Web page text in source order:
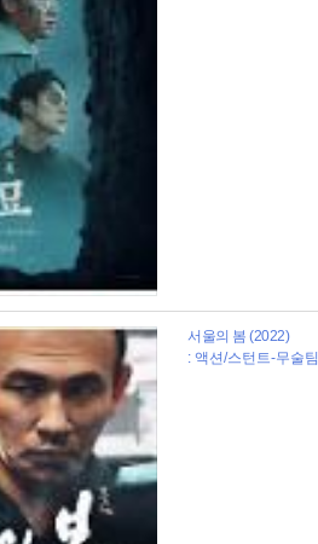
서울의 봄 (2022)
: 액션/스턴트-무술팀